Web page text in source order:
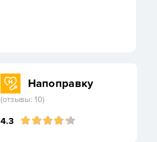
Напоправку
(отзывы: 10)
4.3